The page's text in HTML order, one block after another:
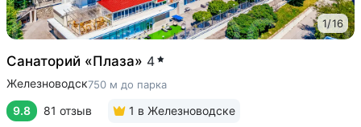
1/16
Санаторий «Плаза» 4
Железноводск750 м до парка
9.8 81 отзыв 1 в Железноводске